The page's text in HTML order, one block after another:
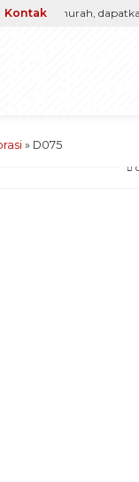
& termurah, dapatkan
Kontak
» D075